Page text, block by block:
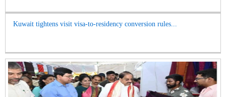
Kuwait tightens visit visa-to-residency conversion rules...